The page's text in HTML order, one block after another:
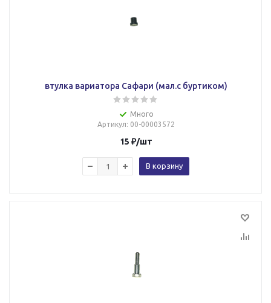
втулка вариатора Сафари (мал.с буртиком)
Много
Артикул: 00-00003572
15 ₽/шт
В корзину